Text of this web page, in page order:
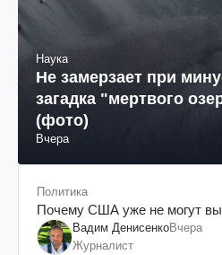
Наука
Не замерзает при
загадка "мертвого
(фото)
Вчера
Политика
Почему США уже не могут
Вадим ДенисенкоВчера
Журналист